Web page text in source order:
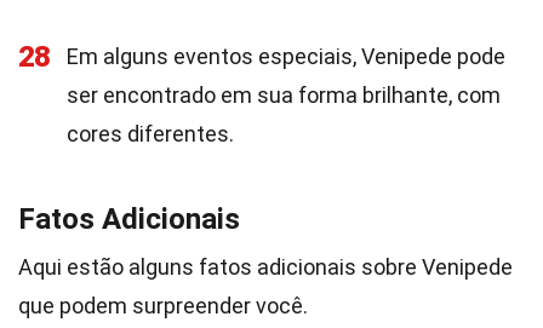
28
Em alguns eventos especiais, Venipede pode
ser encontrado em sua forma brilhante, com
cores diferentes.
Fatos Adicionais
Aqui estão alguns fatos adicionais sobre Venipede
que podem surpreender você.